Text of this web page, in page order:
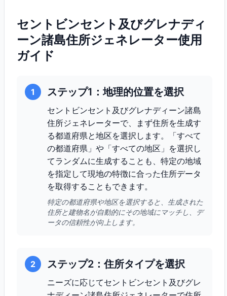
セントビンセント及びグレナディ
ーン諸島住所ジェネレーター使用
ガイド
1 ステップ1：地理的位置を選択
セントビンセント及びグレナディーン諸島
住所ジェネレーターで、まず住所を生成す
る都道府県と地区を選択します。「すべて
の都道府県」や「すべての地区」を選択し
てランダムに生成することも、特定の地域
を指定して現地の特徴に合った住所データ
を取得することもできます。
特定の都道府県や地区を選択すると、生成された
住所と建物名が自動的にその地域にマッチし、デ
ータの信頼性が向上します。
2 ステップ2：住所タイプを選択
ニーズに応じてセントビンセント及びグレ